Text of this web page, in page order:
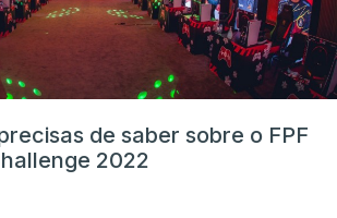
de saber sobre o FPF
2022